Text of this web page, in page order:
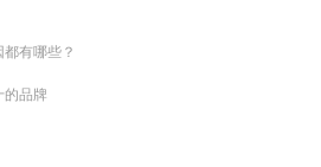
有哪些？
的品牌